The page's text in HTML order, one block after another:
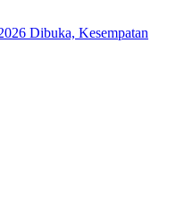
Dibuka, Kesempatan